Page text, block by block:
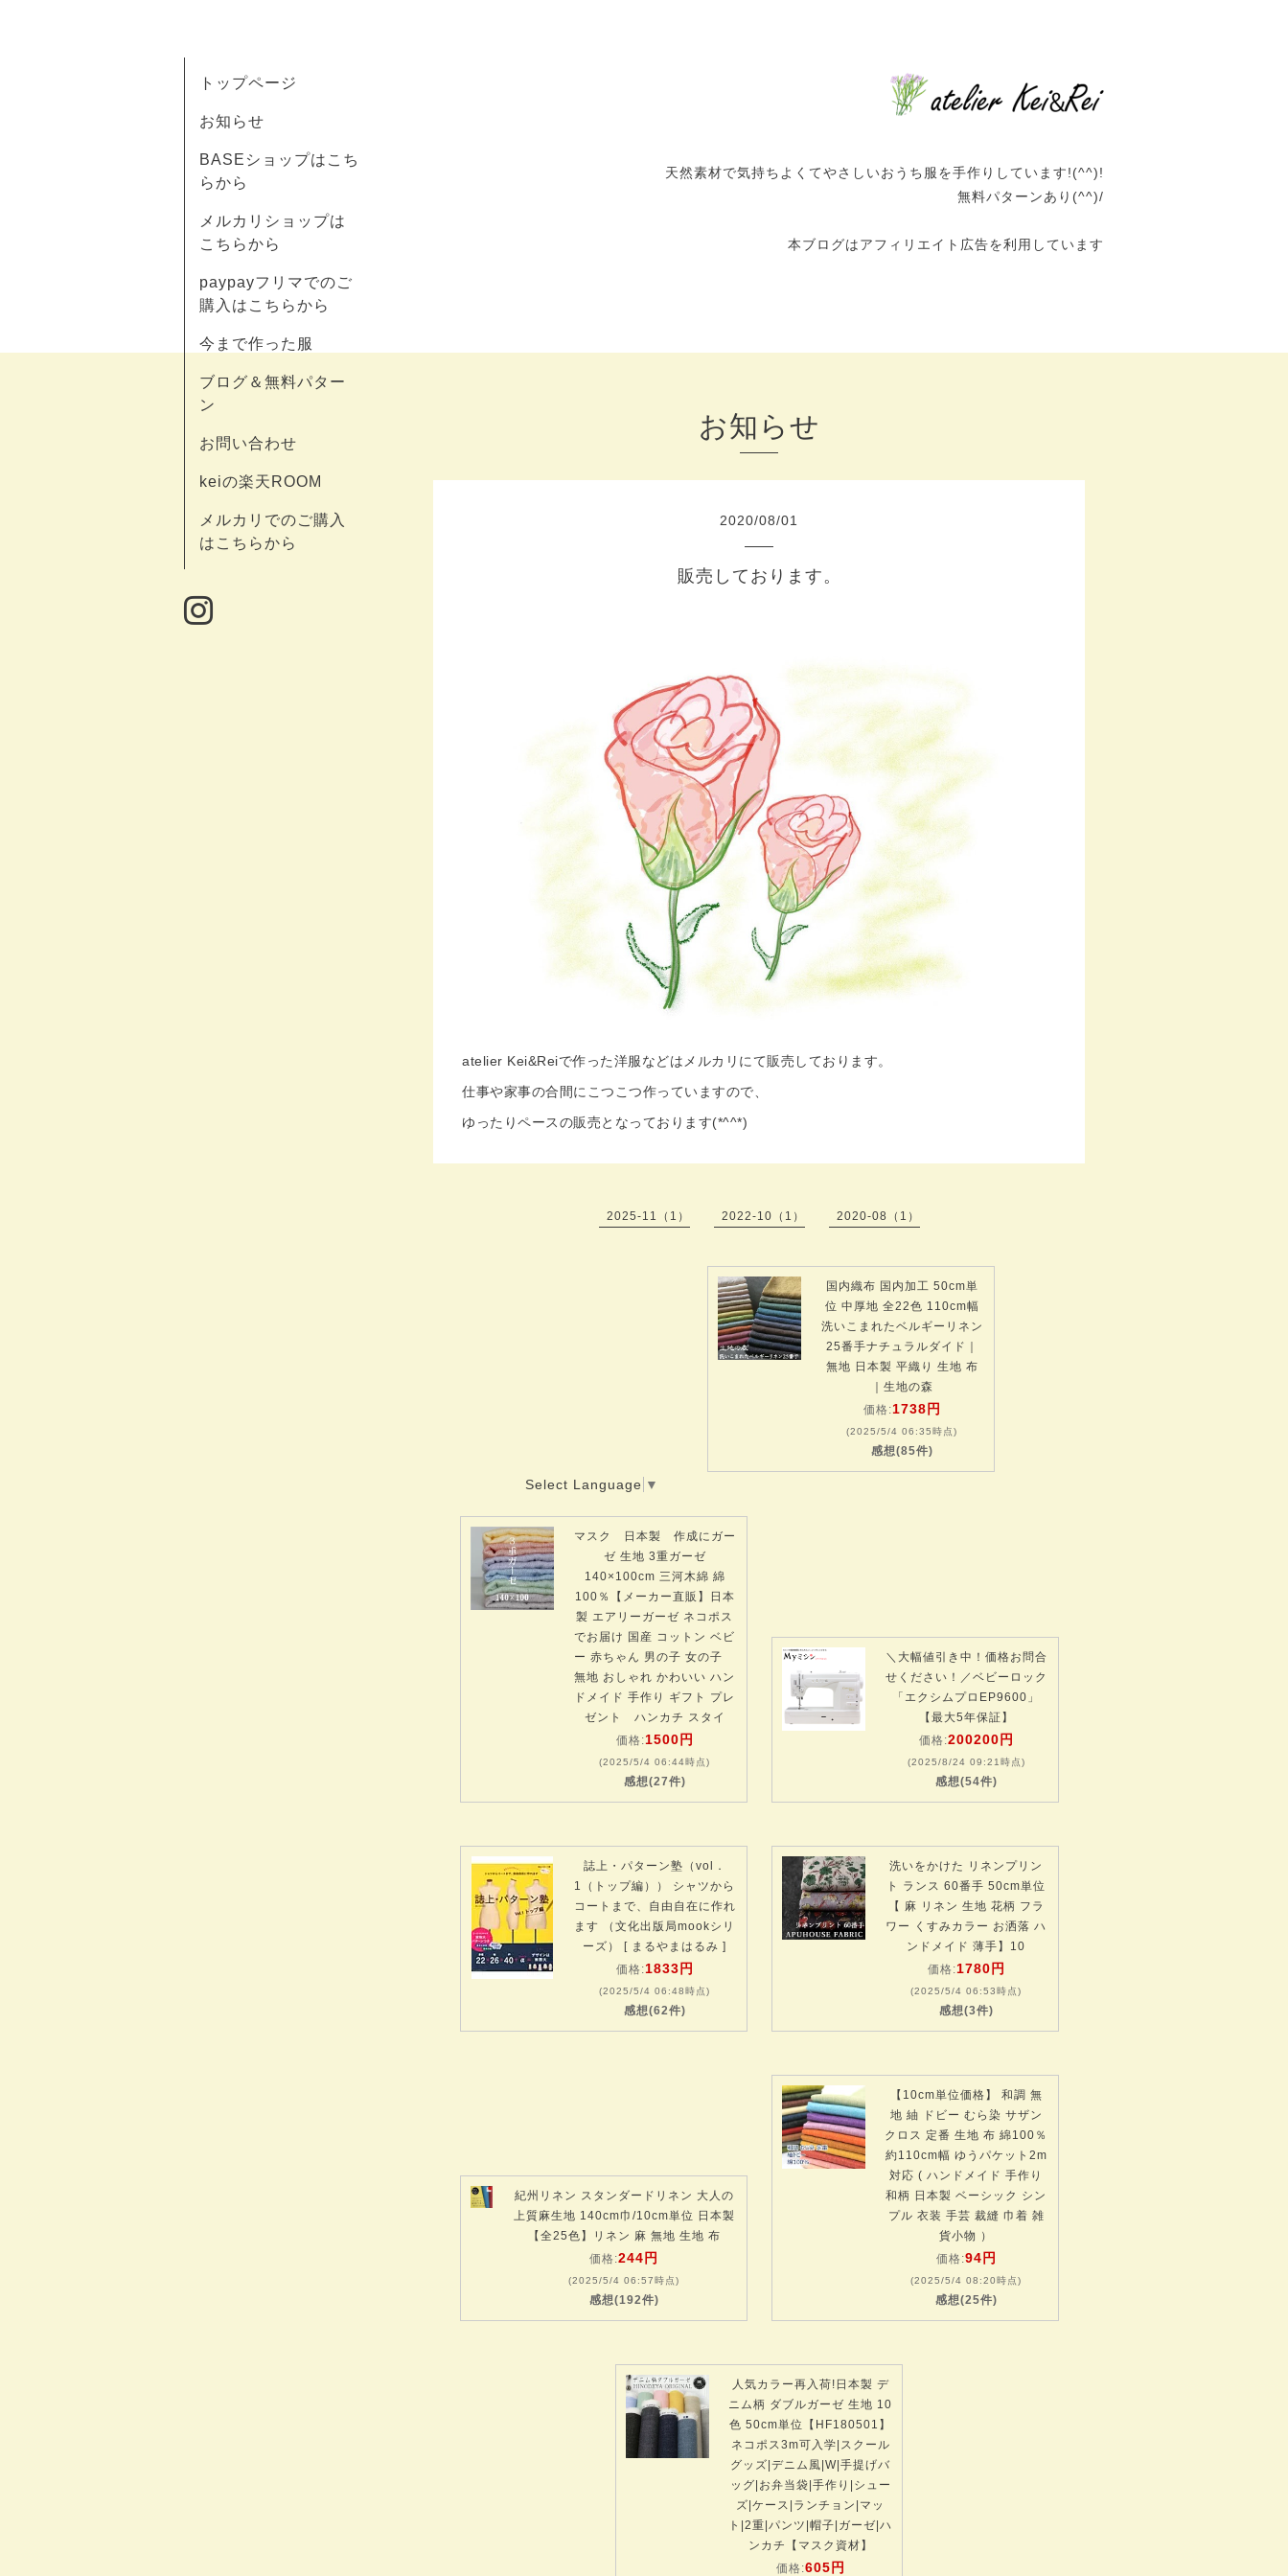
天然素材で気持ちよくてやさしいおうち服を手作りしています!(^^)!
無料パターンあり(^^)/
本ブログはアフィリエイト広告を利用しています
トップページ
お知らせ
BASEショップはこち
らから
メルカリショップは
こちらから
paypayフリマでのご
購入はこちらから
今まで作った服
ブログ＆無料パター
ン
お問い合わせ
keiの楽天ROOM
メルカリでのご購入
はこちらから
お知らせ
2020/08/01
販売しております。
atelier Kei&Reiで作った洋服などはメルカリにて販売しております。
仕事や家事の合間にこつこつ作っていますので、
ゆったりペースの販売となっております(*^^*)
2025-11（1） 2022-10（1） 2020-08（1）
Select Language ▼
国内織布 国内加工 50cm単
位 中厚地 全22色 110cm幅
洗いこまれたベルギーリネン
25番手ナチュラルダイド｜
無地 日本製 平織り 生地 布
｜生地の森
価格:1738円
(2025/5/4 06:35時点)
感想(85件)
マスク 日本製 作成にガー
ゼ 生地 3重ガーゼ
140×100cm 三河木綿 綿
100％【メーカー直販】日本
製 エアリーガーゼ ネコポス
でお届け 国産 コットン ベビ
ー 赤ちゃん 男の子 女の子
無地 おしゃれ かわいい ハン
ドメイド 手作り ギフト プレ
ゼント ハンカチ スタイ
価格:1500円
(2025/5/4 06:44時点)
感想(27件)
＼大幅値引き中！価格お問合
せください！／ベビーロック
「エクシムプロEP9600」
【最大5年保証】
価格:200200円
(2025/8/24 09:21時点)
感想(54件)
誌上・パターン塾（vol．
1（トップ編）） シャツから
コートまで、自由自在に作れ
ます （文化出版局mookシリ
ーズ） [ まるやまはるみ ]
価格:1833円
(2025/5/4 06:48時点)
感想(62件)
洗いをかけた リネンプリン
ト ランス 60番手 50cm単位
【 麻 リネン 生地 花柄 フラ
ワー くすみカラー お洒落 ハ
ンドメイド 薄手】10
価格:1780円
(2025/5/4 06:53時点)
感想(3件)
紀州リネン スタンダードリネン 大人の
上質麻生地 140cm巾/10cm単位 日本製
【全25色】リネン 麻 無地 生地 布
価格:244円
(2025/5/4 06:57時点)
感想(192件)
【10cm単位価格】 和調 無
地 紬 ドビー むら染 サザン
クロス 定番 生地 布 綿100％
約110cm幅 ゆうパケット2m
対応 ( ハンドメイド 手作り
和柄 日本製 ベーシック シン
プル 衣装 手芸 裁縫 巾着 雑
貨小物 ）
価格:94円
(2025/5/4 08:20時点)
感想(25件)
人気カラー再入荷!日本製 デ
ニム柄 ダブルガーゼ 生地 10
色 50cm単位【HF180501】
ネコポス3m可入学|スクール
グッズ|デニム風|W|手提げバ
ッグ|お弁当袋|手作り|シュー
ズ|ケース|ランチョン|マッ
ト|2重|パンツ|帽子|ガーゼ|ハ
ンカチ【マスク資材】
価格:605円